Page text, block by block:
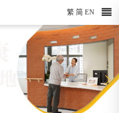
繁 简 EN